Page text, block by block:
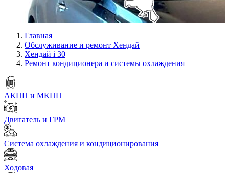
Главная
Обслуживание и ремонт Хендай
Хендай i 30
Ремонт кондиционера и системы охлаждения
АКПП и МКПП
Двигатель и ГРМ
Система охлаждения и кондиционирования
Ходовая